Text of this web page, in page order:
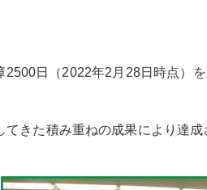
日（2022年2月28日時点）
きた積み重ねの成果により達